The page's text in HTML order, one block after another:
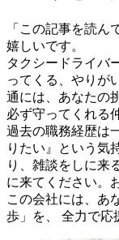
「この記事を読ん
嬉しいです。
タクシードライバ
ってくる、やりが
通には、あなたの
必ず守ってくれる
過去の職務経歴は
りたい』という気
り、雑談をしに来
に来てください。
この会社には、あ
歩」を、 全力で応